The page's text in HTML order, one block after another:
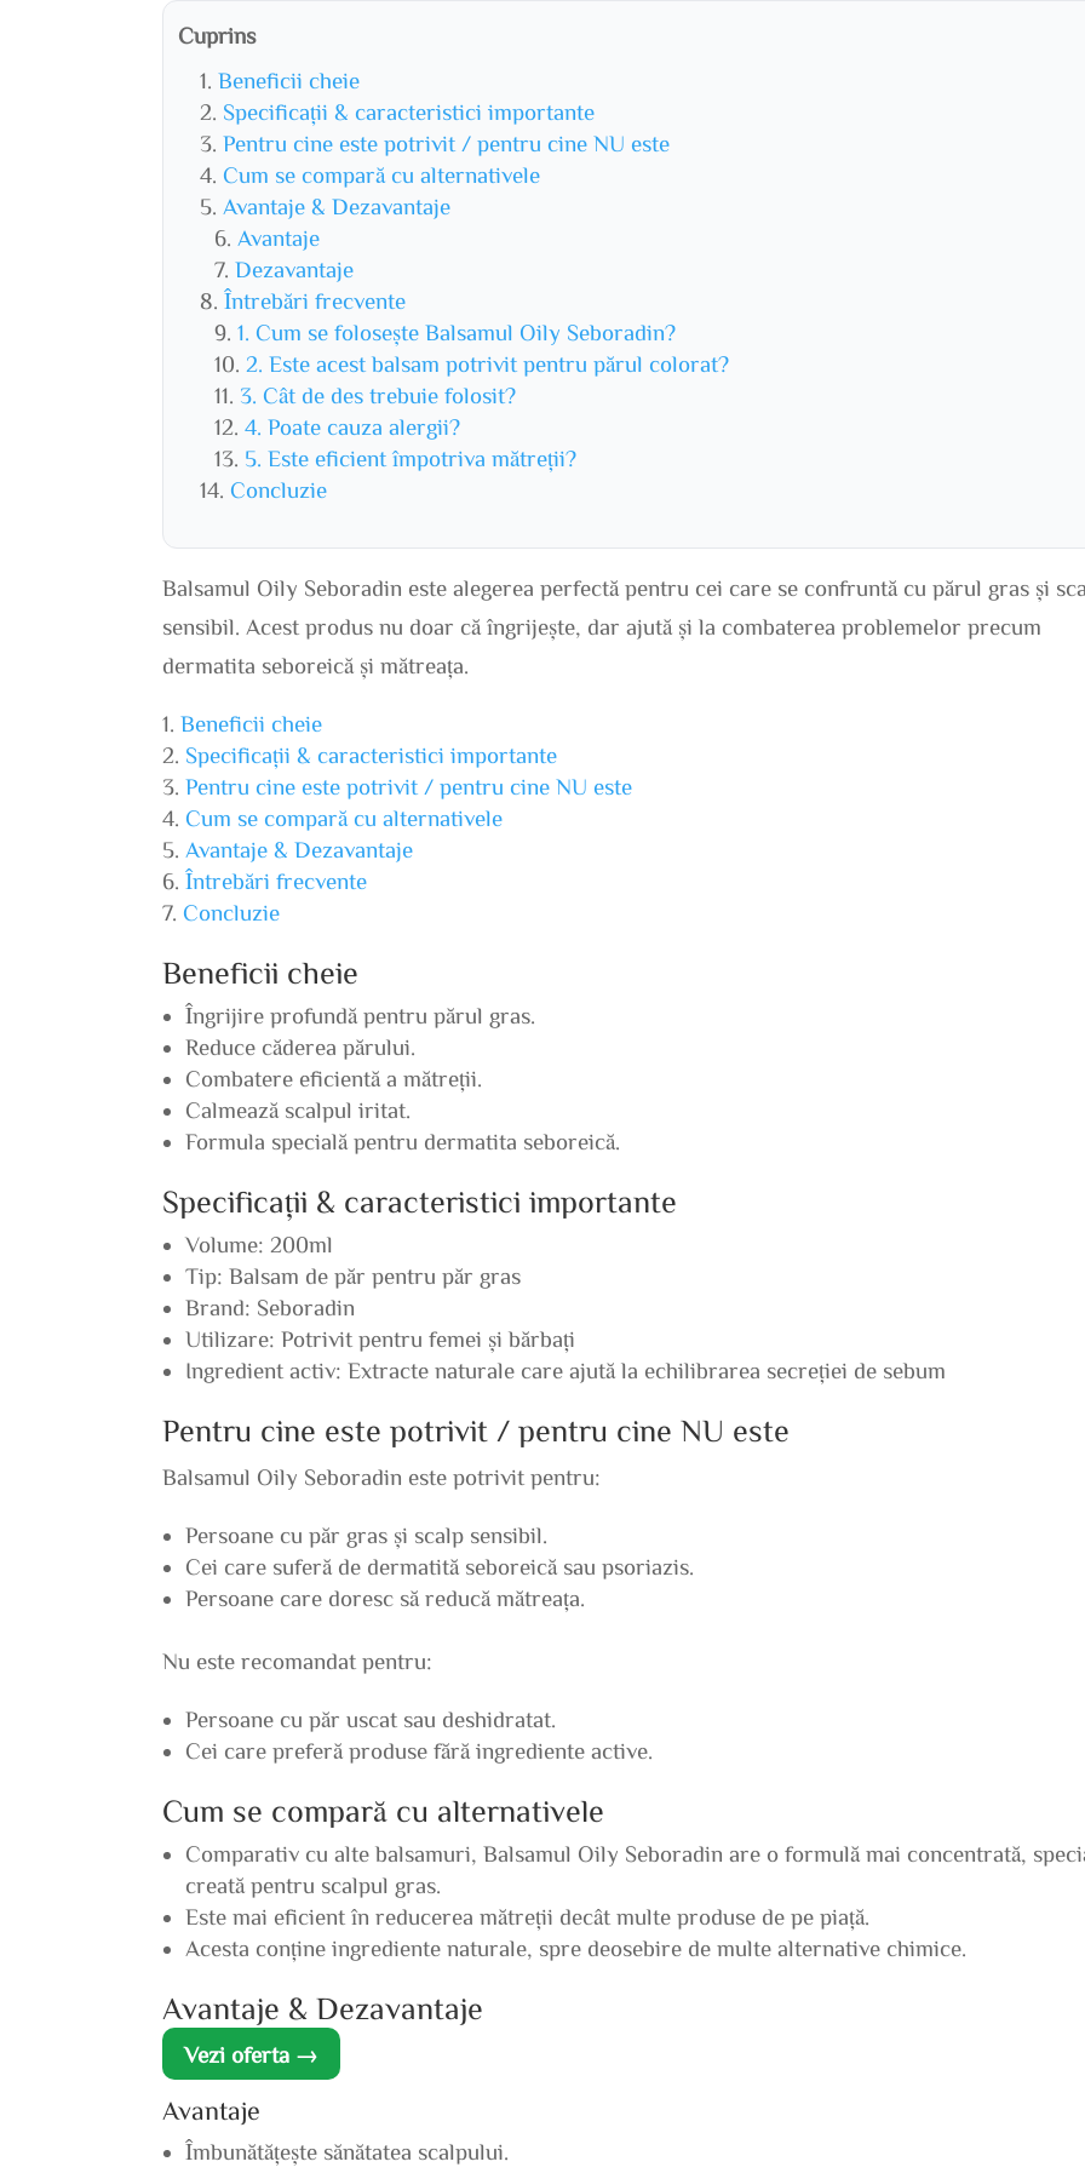
Cuprins
Beneficii cheie
Specificații & caracteristici importante
Pentru cine este potrivit / pentru cine NU este
Cum se compară cu alternativele
Avantaje & Dezavantaje
Avantaje
Dezavantaje
Întrebări frecvente
1. Cum se folosește Balsamul Oily Seboradin?
2. Este acest balsam potrivit pentru părul colorat?
3. Cât de des trebuie folosit?
4. Poate cauza alergii?
5. Este eficient împotriva mătreții?
Concluzie
Balsamul Oily Seboradin este alegerea perfectă pentru cei care se confruntă cu părul gras și
sensibil. Acest produs nu doar că îngrijeşte, dar ajută și la combaterea problemelor precum
dermatita seboreică și mătreața.
Beneficii cheie
Specificații & caracteristici importante
Pentru cine este potrivit / pentru cine NU este
Cum se compară cu alternativele
Avantaje & Dezavantaje
Întrebări frecvente
Concluzie
Beneficii cheie
Îngrijire profundă pentru părul gras.
Reduce căderea părului.
Combatere eficientă a mătreții.
Calmează scalpul iritat.
Formula specială pentru dermatita seboreică.
Specificații & caracteristici importante
Volume: 200ml
Tip: Balsam de păr pentru păr gras
Brand: Seboradin
Utilizare: Potrivit pentru femei și bărbați
Ingredient activ: Extracte naturale care ajută la echilibrarea secreției de sebum
Pentru cine este potrivit / pentru cine NU este
Balsamul Oily Seboradin este potrivit pentru:
Persoane cu păr gras și scalp sensibil.
Cei care suferă de dermatită seboreică sau psoriazis.
Persoane care doresc să reducă mătreața.
Nu este recomandat pentru:
Persoane cu păr uscat sau deshidratat.
Cei care preferă produse fără ingrediente active.
Cum se compară cu alternativele
Comparativ cu alte balsamuri, Balsamul Oily Seboradin are o formulă mai concentrată,
creată pentru scalpul gras.
Este mai eficient în reducerea mătreții decât multe produse de pe piață.
Acesta conține ingrediente naturale, spre deosebire de multe alternative chimice.
Avantaje & Dezavantaje
Vezi oferta →
Avantaje
Îmbunătățește sănătatea scalpului.